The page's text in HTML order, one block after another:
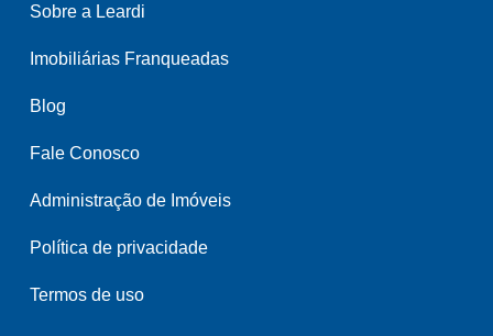
Sobre a Leardi
Imobiliárias Franqueadas
Blog
Fale Conosco
Administração de Imóveis
Política de privacidade
Termos de uso